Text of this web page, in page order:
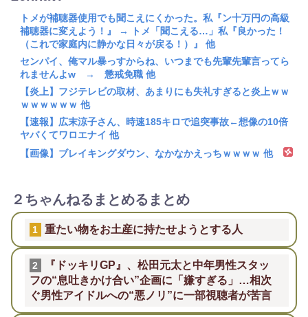
トメが補聴器使用でも聞こえにくかった。私『ン十万円の高級
補聴器に変えよう！』 → トメ「聞こえる…」私『良かった！
（これで家庭内に静かな日々が戻る！）』 他
センパイ、俺マル暴っすからね、いつまでも先輩先輩言ってら
れませんよw → 懲戒免職 他
【炎上】フジテレビの取材、あまりにも失礼すぎると炎上ｗｗ
ｗｗｗｗｗｗ 他
【速報】広末涼子さん、時速185キロで追突事故←想像の10倍
ヤバくてワロエナイ 他
【画像】ブレイキングダウン、なかなかえっちｗｗｗｗ 他
２ちゃんねるまとめるまとめ
1 重たい物をお土産に持たせようとする人
2
『ドッキリGP』、松田元太と中年男性スタッ
フの“息吐きかけ合い”企画に「嫌すぎる」…相次
ぐ男性アイドルへの“悪ノリ”に一部視聴者が苦言